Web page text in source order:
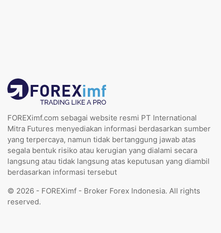
FOREXimf.com sebagai website resmi PT International
Mitra Futures menyediakan informasi berdasarkan sumber
yang terpercaya, namun tidak bertanggung jawab atas
segala bentuk risiko atau kerugian yang dialami secara
langsung atau tidak langsung atas keputusan yang diambil
berdasarkan informasi tersebut
© 2026 - FOREXimf - Broker Forex Indonesia. All rights
reserved.